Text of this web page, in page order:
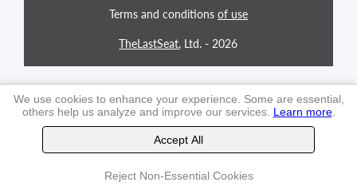
Terms and conditions of use
TheLastSeat, Ltd. - 2026
We use cookies to enhance your experience. Some are essential,
others help us analyze and improve our services. Learn more.
Accept All
Reject Non-Essential Cookies